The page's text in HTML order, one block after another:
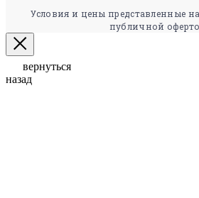
Условия и цены представленные
публичной
вернуться
назад